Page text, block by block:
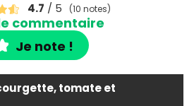
4.7 / 5 (10 notes)
commentaire
Je note !
tomate et